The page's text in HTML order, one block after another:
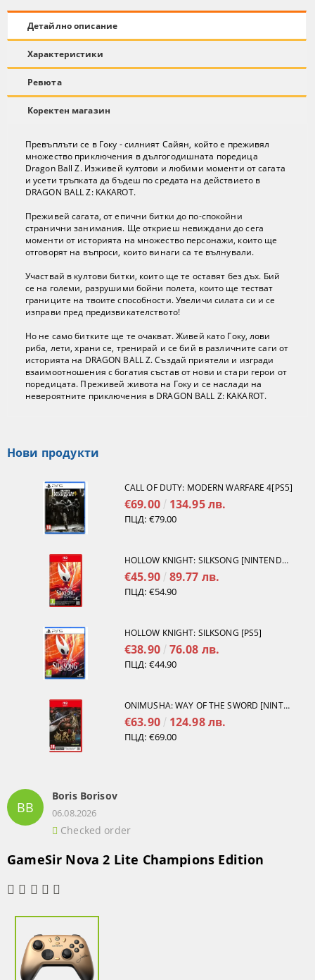
Детайлно описание
Характеристики
Ревюта
Коректен магазин
Превъплъти се в Гоку - силният Сайян, който е преживял
множество приключения в дългогодишната поредица
Dragon Ball Z. Изживей култови и любими моменти от сагата
и усети тръпката да бъдеш по средата на действието в
DRAGON BALL Z: KAKAROT.
Преживей сагата, от епични битки до по-спокойни
странични занимания. Ще откриеш невиждани до сега
моменти от историята на множество персонажи, които ще
отговорят на въпроси, които винаги са те вълнували.
Участвай в култови битки, които ще те оставят без дъх. Бий
се на големи, разрушими бойни полета, които ще тестват
границите на твоите способности. Увеличи силата си и се
изправи пред предизвикателството!
Но не само битките ще те очакват. Живей като Гоку, лови
риба, лети, храни се, тренирай и се бий в различните саги от
историята на DRAGON BALL Z. Създай приятели и изгради
взаимоотношения с богатия състав от нови и стари герои от
поредицата. Преживей живота на Гоку и се наслади на
невероятните приключения в DRAGON BALL Z: KAKAROT.
Нови продукти
CALL OF DUTY: MODERN WARFARE 4[PS5]
€69.00 134.95 лв.
ПЦД: €79.00
HOLLOW KNIGHT: SILKSONG [NINTENDO SWITCH 2]
€45.90 89.77 лв.
ПЦД: €54.90
HOLLOW KNIGHT: SILKSONG [PS5]
€38.90 76.08 лв.
ПЦД: €44.90
ONIMUSHA: WAY OF THE SWORD [NINTENDO SWITCH 2]
€63.90 124.98 лв.
ПЦД: €69.00
BB
Boris Borisov
06.08.2026
Checked order
GameSir Nova 2 Lite Champions Edition